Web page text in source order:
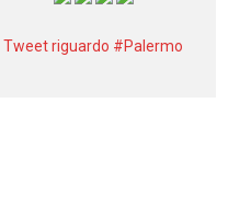
Tweet riguardo #Palermo